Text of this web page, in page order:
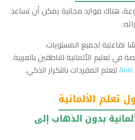
هناك موارد مجانية يمكن أن تساعد
تعليم الألمانية للناطقين بالعربية.
Ankiلتعلم المفردات بالتكرار الذكي.
تعلم الألمانية
بدون الذهاب إلى